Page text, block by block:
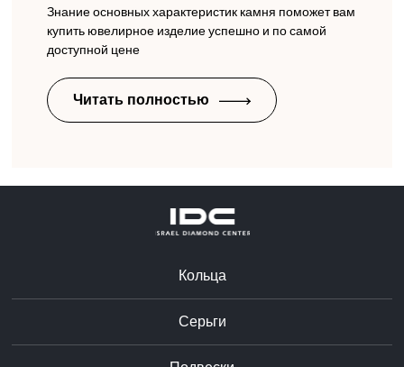
Знание основных характеристик камня поможет вам
купить ювелирное изделие успешно и по самой
доступной цене
Читать полностью
Кольца
Серьги